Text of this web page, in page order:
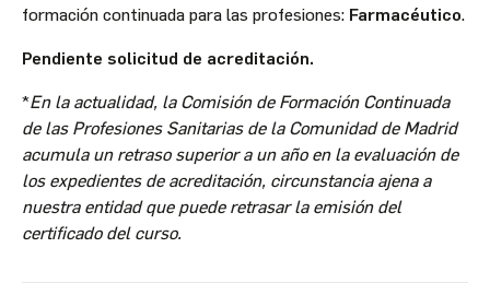
formación continuada para las profesiones: Farmacéutico.
Pendiente solicitud de acreditación.
*En la actualidad, la Comisión de Formación Continuada
de las Profesiones Sanitarias de la Comunidad de Madrid
acumula un retraso superior a un año en la evaluación de
los expedientes de acreditación, circunstancia ajena a
nuestra entidad que puede retrasar la emisión del
certificado del curso.